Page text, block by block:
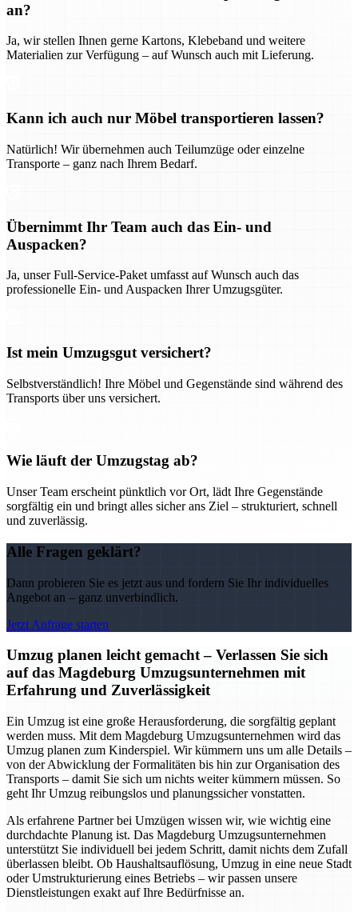
an?
Ja, wir stellen Ihnen gerne Kartons, Klebeband und weitere
Materialien zur Verfügung – auf Wunsch auch mit Lieferung.
Kann ich auch nur Möbel transportieren lassen?
Natürlich! Wir übernehmen auch Teilumzüge oder einzelne
Transporte – ganz nach Ihrem Bedarf.
Übernimmt Ihr Team auch das Ein- und
Auspacken?
Ja, unser Full-Service-Paket umfasst auf Wunsch auch das
professionelle Ein- und Auspacken Ihrer Umzugsgüter.
Ist mein Umzugsgut versichert?
Selbstverständlich! Ihre Möbel und Gegenstände sind während des
Transports über uns versichert.
Wie läuft der Umzugstag ab?
Unser Team erscheint pünktlich vor Ort, lädt Ihre Gegenstände
sorgfältig ein und bringt alles sicher ans Ziel – strukturiert, schnell
und zuverlässig.
Alle Fragen geklärt?
Dann probieren Sie es jetzt aus und fordern Sie Ihr individuelles
Angebot an – ganz unverbindlich.
Jetzt Anfrage starten
Umzug planen leicht gemacht – Verlassen Sie sich
auf das Magdeburg Umzugsunternehmen mit
Erfahrung und Zuverlässigkeit
Ein Umzug ist eine große Herausforderung, die sorgfältig geplant
werden muss. Mit dem Magdeburg Umzugsunternehmen wird das
Umzug planen zum Kinderspiel. Wir kümmern uns um alle Details –
von der Abwicklung der Formalitäten bis hin zur Organisation des
Transports – damit Sie sich um nichts weiter kümmern müssen. So
geht Ihr Umzug reibungslos und planungssicher vonstatten.
Als erfahrene Partner bei Umzügen wissen wir, wie wichtig eine
durchdachte Planung ist. Das Magdeburg Umzugsunternehmen
unterstützt Sie individuell bei jedem Schritt, damit nichts dem Zufall
überlassen bleibt. Ob Haushaltsauflösung, Umzug in eine neue Stadt
oder Umstrukturierung eines Betriebs – wir passen unsere
Dienstleistungen exakt auf Ihre Bedürfnisse an.